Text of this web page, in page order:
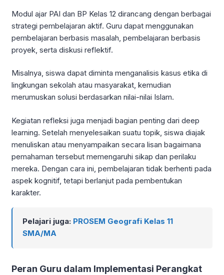
Modul ajar PAI dan BP Kelas 12 dirancang dengan berbagai
strategi pembelajaran aktif. Guru dapat menggunakan
pembelajaran berbasis masalah, pembelajaran berbasis
proyek, serta diskusi reflektif.
Misalnya, siswa dapat diminta menganalisis kasus etika di
lingkungan sekolah atau masyarakat, kemudian
merumuskan solusi berdasarkan nilai-nilai Islam.
Kegiatan refleksi juga menjadi bagian penting dari deep
learning. Setelah menyelesaikan suatu topik, siswa diajak
menuliskan atau menyampaikan secara lisan bagaimana
pemahaman tersebut memengaruhi sikap dan perilaku
mereka. Dengan cara ini, pembelajaran tidak berhenti pada
aspek kognitif, tetapi berlanjut pada pembentukan
karakter.
Pelajari juga: PROSEM Geografi Kelas 11
SMA/MA
Peran Guru dalam Implementasi Perangkat